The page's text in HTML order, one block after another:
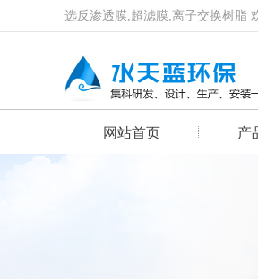
选反渗透膜,超滤膜,离子交换树脂
网站首页 产